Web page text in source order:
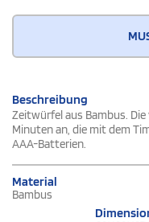
Beschreibung
Zeitwürfel aus Bambus.
Minuten an, die mit dem
AAA-Batterien.
Material
Bambus